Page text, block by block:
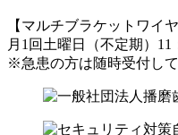
【マルチブラケットワイ
月1回土曜日（不定期）11
※急患の方は随時受付し